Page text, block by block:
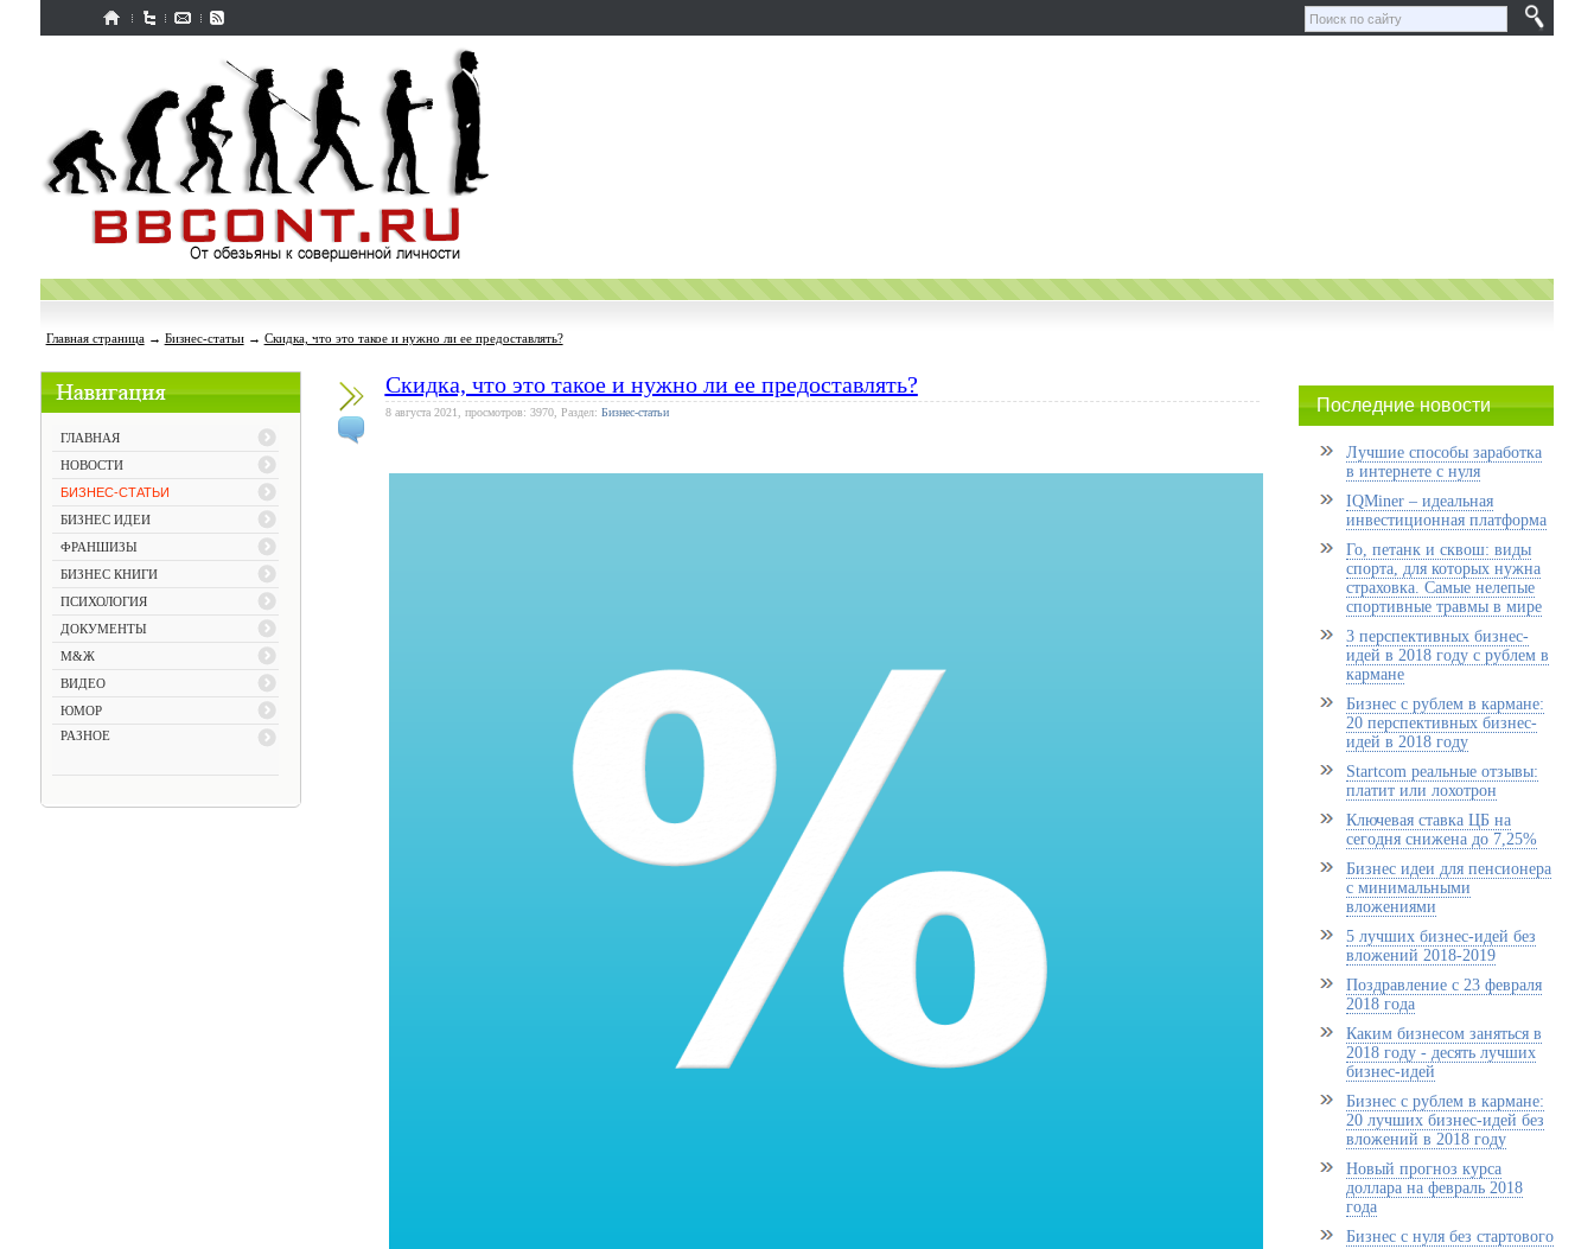
Главная страница→ Бизнес-статьи→ Скидка, что это такое и нужно ли ее предоставлять?
ГЛАВНАЯ
НОВОСТИ
БИЗНЕС-СТАТЬИ
БИЗНЕС ИДЕИ
ФРАНШИЗЫ
БИЗНЕС КНИГИ
ПСИХОЛОГИЯ
ДОКУМЕНТЫ
М&Ж
ВИДЕО
ЮМОР
РАЗНОЕ
Скидка, что это такое и нужно ли ее предоставлять?
8 августа 2021, просмотров: 3970, Раздел: Бизнес-статьи Последние новости
Лучшие способы заработка
в интернете с нуля
IQMiner – идеальная
инвестиционная платформа
Го, петанк и сквош: виды
спорта, для которых нужна
страховка. Самые нелепые
спортивные травмы в мире
3 перспективных бизнес-
идей в 2018 году с рублем в
кармане
Бизнес с рублем в кармане:
20 перспективных бизнес-
идей в 2018 году
Startcom реальные отзывы:
платит или лохотрон
Ключевая ставка ЦБ на
сегодня снижена до 7,25%
Бизнес идеи для пенсионера
с минимальными
вложениями
5 лучших бизнес-идей без
вложений 2018-2019
Поздравление с 23 февраля
2018 года
Каким бизнесом заняться в
2018 году - десять лучших
бизнес-идей
Бизнес с рублем в кармане:
20 лучших бизнес-идей без
вложений в 2018 году
Новый прогноз курса
доллара на февраль 2018
года
Бизнес с нуля без стартового